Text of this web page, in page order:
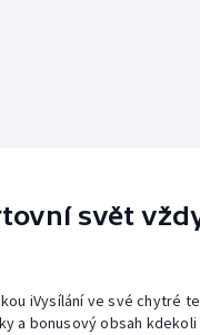
svět
iVysílání ve své chytré
a bonusový obsah kdekoli